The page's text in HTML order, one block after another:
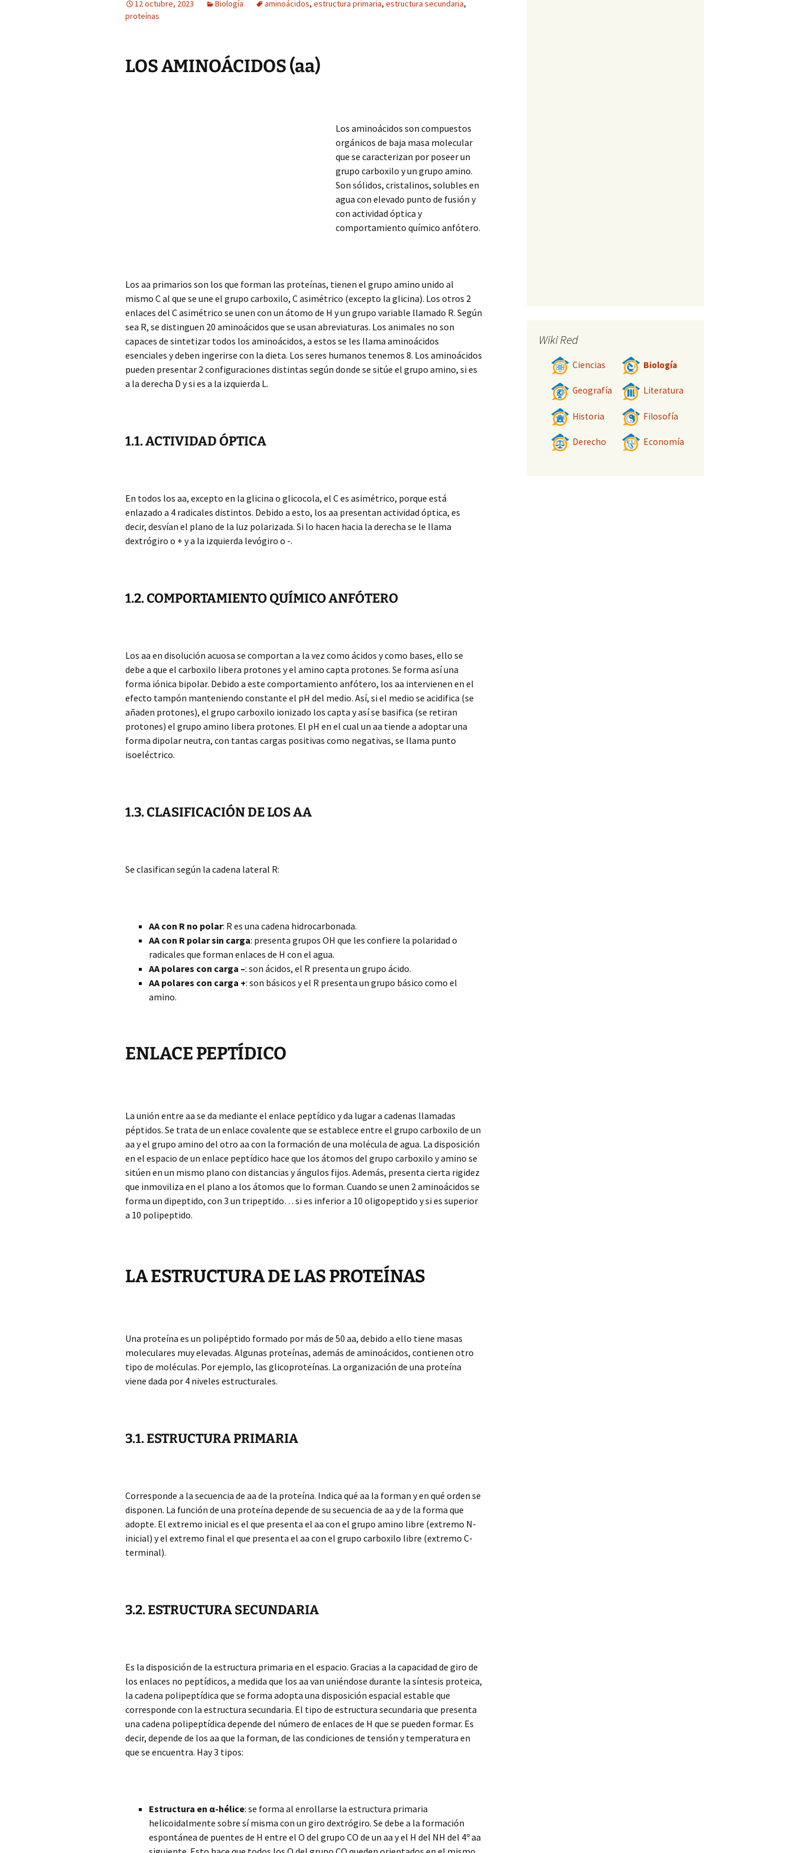
12 octubre, 2023 Biología aminoácidos, estructura primaria, estructura secundaria,
proteínas
LOS AMINOÁCIDOS (aa)
Los aminoácidos son compuestos
orgánicos de baja masa molecular
que se caracterizan por poseer un
grupo carboxilo y un grupo amino.
Son sólidos, cristalinos, solubles en
agua con elevado punto de fusión y
con actividad óptica y
comportamiento químico anfótero.
Los aa primarios son los que forman las proteínas, tienen el grupo amino unido al
mismo C al que se une el grupo carboxilo, C asimétrico (excepto la glicina). Los otros 2
enlaces del C asimétrico se unen con un átomo de H y un grupo variable llamado R. Según
sea R, se distinguen 20 aminoácidos que se usan abreviaturas. Los animales no son
capaces de sintetizar todos los aminoácidos, a estos se les llama aminoácidos
esenciales y deben ingerirse con la dieta. Los seres humanos tenemos 8. Los aminoácidos
pueden presentar 2 configuraciones distintas según donde se sitúe el grupo amino, si es
a la derecha D y si es a la izquierda L.
1.1. ACTIVIDAD ÓPTICA
En todos los aa, excepto en la glicina o glicocola, el C es asimétrico, porque está
enlazado a 4 radicales distintos. Debido a esto, los aa presentan actividad óptica, es
decir, desvían el plano de la luz polarizada. Si lo hacen hacia la derecha se le llama
dextrógiro o + y a la izquierda levógiro o -.
1.2. COMPORTAMIENTO QUÍMICO ANFÓTERO
Los aa en disolución acuosa se comportan a la vez como ácidos y como bases, ello se
debe a que el carboxilo libera protones y el amino capta protones. Se forma así una
forma iónica bipolar. Debido a este comportamiento anfótero, los aa intervienen en el
efecto tampón manteniendo constante el pH del medio. Así, si el medio se acidifica (se
añaden protones), el grupo carboxilo ionizado los capta y así se basifica (se retiran
protones) el grupo amino libera protones. El pH en el cual un aa tiende a adoptar una
forma dipolar neutra, con tantas cargas positivas como negativas, se llama punto
isoeléctrico.
1.3. CLASIFICACIÓN DE LOS AA
Se clasifican según la cadena lateral R:
AA con R no polar: R es una cadena hidrocarbonada.
AA con R polar sin carga: presenta grupos OH que les confiere la polaridad o
radicales que forman enlaces de H con el agua.
AA polares con carga –: son ácidos, el R presenta un grupo ácido.
AA polares con carga +: son básicos y el R presenta un grupo básico como el
amino.
ENLACE PEPTÍDICO
La unión entre aa se da mediante el enlace peptídico y da lugar a cadenas llamadas
péptidos. Se trata de un enlace covalente que se establece entre el grupo carboxilo de un
aa y el grupo amino del otro aa con la formación de una molécula de agua. La disposición
en el espacio de un enlace peptídico hace que los átomos del grupo carboxilo y amino se
sitúen en un mismo plano con distancias y ángulos fijos. Además, presenta cierta rigidez
que inmoviliza en el plano a los átomos que lo forman. Cuando se unen 2 aminoácidos se
forma un dipeptido, con 3 un tripeptido… si es inferior a 10 oligopeptido y si es superior
a 10 polipeptido.
LA ESTRUCTURA DE LAS PROTEÍNAS
Una proteína es un polipéptido formado por más de 50 aa, debido a ello tiene masas
moleculares muy elevadas. Algunas proteínas, además de aminoácidos, contienen otro
tipo de moléculas. Por ejemplo, las glicoproteínas. La organización de una proteína
viene dada por 4 niveles estructurales.
3.1. ESTRUCTURA PRIMARIA
Corresponde a la secuencia de aa de la proteína. Indica qué aa la forman y en qué orden se
disponen. La función de una proteína depende de su secuencia de aa y de la forma que
adopte. El extremo inicial es el que presenta el aa con el grupo amino libre (extremo N-
inicial) y el extremo final el que presenta el aa con el grupo carboxilo libre (extremo C-
terminal).
3.2. ESTRUCTURA SECUNDARIA
Es la disposición de la estructura primaria en el espacio. Gracias a la capacidad de giro de
los enlaces no peptídicos, a medida que los aa van uniéndose durante la síntesis proteica,
la cadena polipeptídica que se forma adopta una disposición espacial estable que
corresponde con la estructura secundaria. El tipo de estructura secundaria que presenta
una cadena polipeptídica depende del número de enlaces de H que se pueden formar. Es
decir, depende de los aa que la forman, de las condiciones de tensión y temperatura en
que se encuentra. Hay 3 tipos:
Estructura en α-hélice: se forma al enrollarse la estructura primaria
helicoidalmente sobre sí misma con un giro dextrógiro. Se debe a la formación
espontánea de puentes de H entre el O del grupo CO de un aa y el H del NH del 4º aa
Wiki Red
Ciencias Biología
Geografía Literatura
Historia Filosofía
Derecho Economía